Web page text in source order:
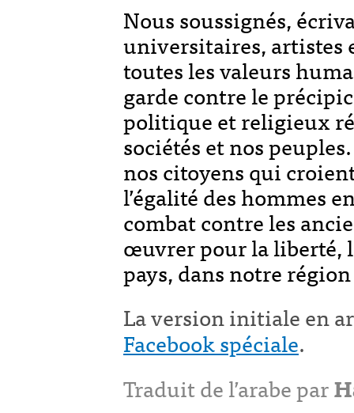
Nous soussignés,
universitaires, artistes
toutes les valeurs
garde contre le
politique et religieux
sociétés et nos
nos citoyens qui
l’égalité des hommes
combat contre les
œuvrer pour la liberté,
pays, dans notre
La version initiale en
Facebook spéciale.
Traduit de l’arabe par